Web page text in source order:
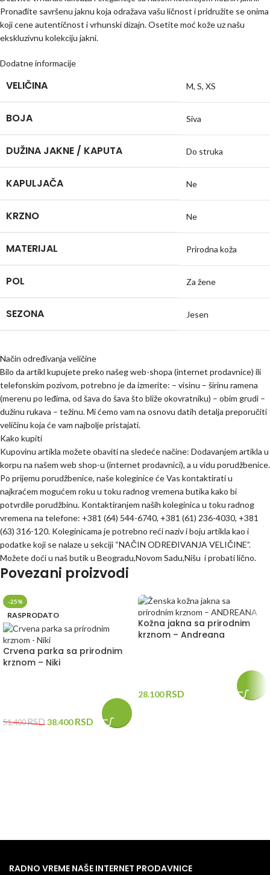
Pronađite savršenu jaknu koja odražava vašu ličnost i pridružite se onima
koji cene autentičnost i vrhunski dizajn. Osetite moć kože uz našu
ekskluzivnu kolekciju jakni.
Dodatne informacije
VELIČINA M, S, XS
BOJA Siva
DUŽINA JAKNE / KAPUTA Do struka
KAPULJAČA Ne
KRZNO Ne
MATERIJAL Prirodna koža
POL Za žene
SEZONA Jesen
Način određivanja veličine
Bilo da artikl kupujete preko našeg web-shopa (internet prodavnice) ili
telefonskim pozivom, potrebno je da izmerite: – visinu – širinu ramena
(merenu po leđima, od šava do šava što bliže okovratniku) – obim grudi –
dužinu rukava – težinu. Mi ćemo vam na osnovu datih detalja preporučiti
veličinu koja će vam najbolje pristajati.
Kako kupiti
Kupovinu artikla možete obaviti na sledeće načine: Dodavanjem artikla u
korpu na našem web shop-u (internet prodavnici), a u vidu porudžbenice.
Po prijemu porudžbenice, naše koleginice će Vas kontaktirati u
najkraćem mogućem roku u toku radnog vremena butika kako bi
potvrdile porudžbinu. Kontaktiranjem naših koleginica u toku radnog
vremena na telefone: +381 (64) 544-6740, +381 (61) 236-4030, +381
(63) 316-120. Koleginicama je potrebno reći naziv i boju artikla kao i
podatke koji se nalaze u sekciji “NAČIN ODREĐIVANJA VELIČINE”.
Možete doći u naš butik u Beogradu,Novom Sadu,Nišu i probati lično.
Povezani proizvodi
-25%
RASPRODATO
Crvena parka sa prirodnim
krznom – Niki
51.400RSD38.400RSD
Kožna jakna sa prirodnim
krznom – Andreana
28.100RSD
RADNO VREME NAŠE INTERNET PRODAVNICE